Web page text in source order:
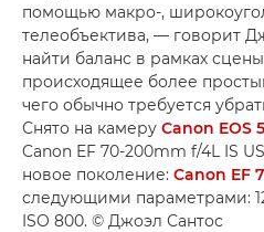
помощью макро-,
телеобъектива, — говорит
найти баланс в рамках
происходящее более
чего обычно требуется
Снято на камеру Canon EOS
Canon EF 70-200mm f/4L IS
новое поколение: Canon EF
следующими параметрами:
ISO 800. © Джоэл Сантос